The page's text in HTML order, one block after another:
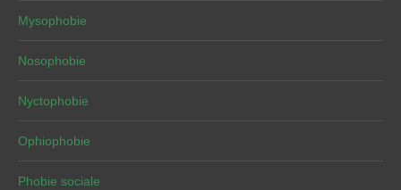
Mysophobie
Nosophobie
Nyctophobie
Ophiophobie
Phobie sociale